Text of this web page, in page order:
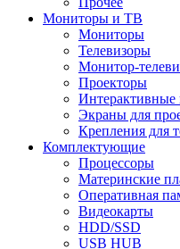
Мониторы и ТВ
Мониторы
Телевизоры
Монитор-
Проекторы
Интерактивные
Экраны для
Крепления для
Комплектующие
Процессоры
Материнские
Оперативная
Видеокарты
HDD/SSD
USB HUB